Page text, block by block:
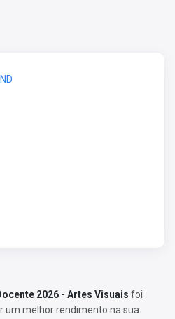
2026 - Artes Visuais foi
um melhor rendimento na sua